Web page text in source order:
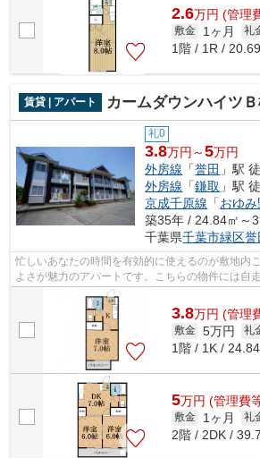
2.6万円 (管理
敷金 1ヶ月 礼
1階 / 1R /
賃貸 | アパート カームダウンハイツ
礼0
3.8万円～5万円
外房線 「誉田 」駅
外房線 「鎌取 」駅
京成千原線 「おゆみ
築35年 / 24.84㎡～
千葉県千葉市緑区誉
忙しいあなたの時間を有効的に使えるのが敷地内
よさが魅力のアパートです。こちらの物件には自
ちらの物件はアパートです。千葉市緑...
3.8万円 (管理
敷金 5万円 礼
1階 / 1K /
5万円 (管理費
敷金 1ヶ月 礼
2階 / 2DK /